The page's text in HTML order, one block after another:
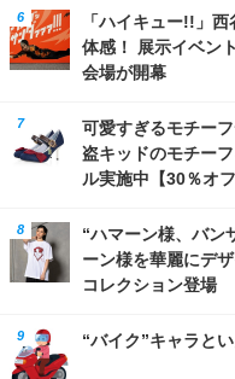
「ハイキュー!!」
体感！ 展示イベン
会場が開幕
可愛すぎるモチー
盗キッドのモチー
ル実施中【30％オフ
“ハマーン様、バン
ーン様を華麗にデ
コレクション登場
“バイク”キャラと